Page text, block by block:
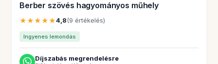
Berber szövés hagyományos műhely
★★★★★4,8(9 értékelés)
Ingyenes lemondás
Díjszabás megrendelésre